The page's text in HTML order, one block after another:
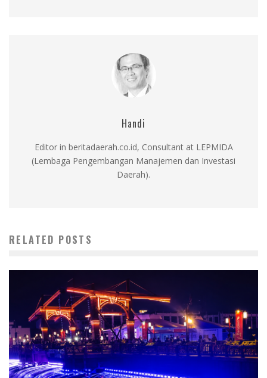
Handi
Editor in beritadaerah.co.id, Consultant at LEPMIDA
(Lembaga Pengembangan Manajemen dan Investasi
Daerah).
RELATED POSTS